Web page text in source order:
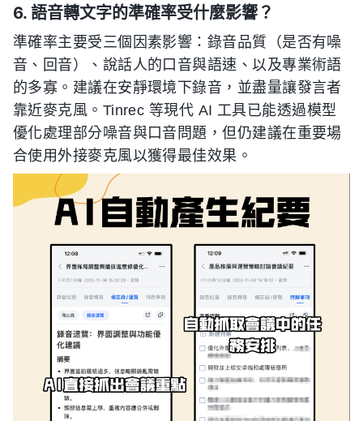
6. 語音轉文字的準確率受什麼影響？
準確率主要受三個因素影響：錄音品質（是否有噪
音、回音）、說話人的口音與語速、以及專業術語
的多寡。建議在安靜環境下錄音，並盡量讓發言者
靠近麥克風。Tinrec 等現代 AI 工具已能透過模型
優化處理部分噪音與口音問題，但仍建議在重要場
合使用外接麥克風以獲得最佳效果。